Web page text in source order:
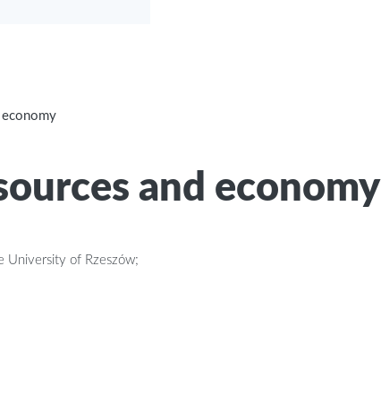
economy
and economy
University of Rzeszów;